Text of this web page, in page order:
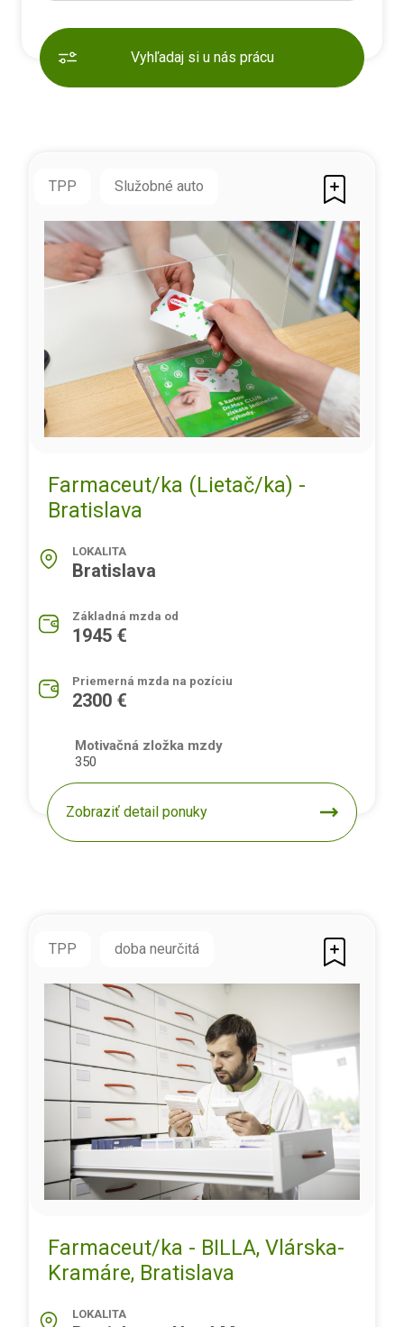
Vyhľadaj si u nás prácu
TPP Služobné auto
Farmaceut/ka (Lietač/ka) -
Bratislava
LOKALITA
Bratislava
Základná mzda od
1945 €
Priemerná mzda na pozíciu
2300 €
Motivačná zložka mzdy
350
Zobraziť detail ponuky
TPP doba neurčitá
Farmaceut/ka - BILLA, Vlárska-
Kramáre, Bratislava
LOKALITA